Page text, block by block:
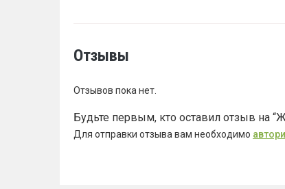
Отзывы
Отзывов пока нет.
Будьте первым, кто оставил отзыв на
Для отправки отзыва вам необходимо